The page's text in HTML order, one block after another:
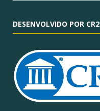
DESENVOLVIDO POR CR2